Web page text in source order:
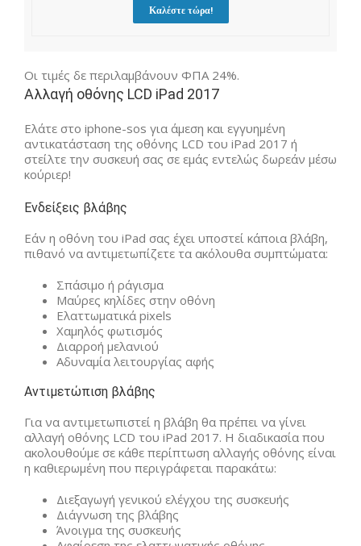
Καλέστε τώρα!
Οι τιμές δε περιλαμβάνουν ΦΠΑ 24%.
Αλλαγή οθόνης LCD iPad 2017
Ελάτε στο iphone-sos για άμεση και εγγυημένη
αντικατάσταση της οθόνης LCD του iPad 2017 ή
στείλτε την συσκευή σας σε εμάς εντελώς δωρεάν μέσω
κούριερ!
Ενδείξεις βλάβης
Εάν η οθόνη του iPad σας έχει υποστεί κάποια βλάβη,
πιθανό να αντιμετωπίζετε τα ακόλουθα συμπτώματα:
Σπάσιμο ή ράγισμα
Μαύρες κηλίδες στην οθόνη
Ελαττωματικά pixels
Χαμηλός φωτισμός
Διαρροή μελανιού
Αδυναμία λειτουργίας αφής
Αντιμετώπιση βλάβης
Για να αντιμετωπιστεί η βλάβη θα πρέπει να γίνει
αλλαγή οθόνης LCD του iPad 2017. Η διαδικασία που
ακολουθούμε σε κάθε περίπτωση αλλαγής οθόνης είναι
η καθιερωμένη που περιγράφεται παρακάτω:
Διεξαγωγή γενικού ελέγχου της συσκευής
Διάγνωση της βλάβης
Άνοιγμα της συσκευής